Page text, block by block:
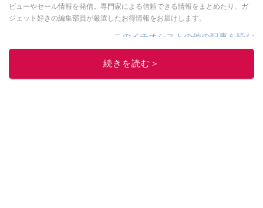
ビューやセール情報を発信。専門家による信頼できる情報をまとめたり、ガ
ジェット好きの編集部員が厳選したお得情報をお届けします。
このイチオシストの他の記事を読む
続きを読む＞